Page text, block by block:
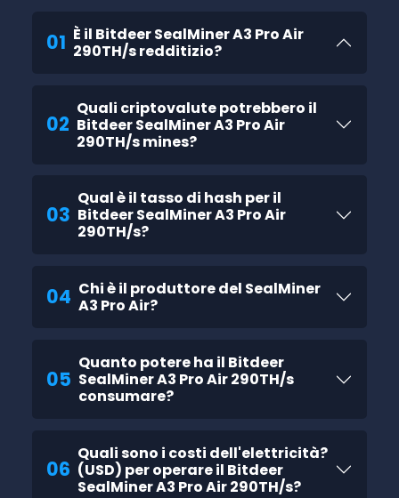
01 È il Bitdeer SealMiner A3 Pro Air
290TH/s redditizio?
02
Quali criptovalute potrebbero il
Bitdeer SealMiner A3 Pro Air
290TH/s mines?
03
Qual è il tasso di hash per il
Bitdeer SealMiner A3 Pro Air
290TH/s?
04 Chi è il produttore del SealMiner
A3 Pro Air?
05
Quanto potere ha il Bitdeer
SealMiner A3 Pro Air 290TH/s
consumare?
06
Quali sono i costi dell'elettricità?
(USD) per operare il Bitdeer
SealMiner A3 Pro Air 290TH/s?